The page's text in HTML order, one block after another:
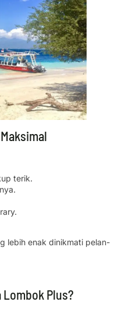
terik.
lebih enak dinikmati pelan-
Lombok Plus?